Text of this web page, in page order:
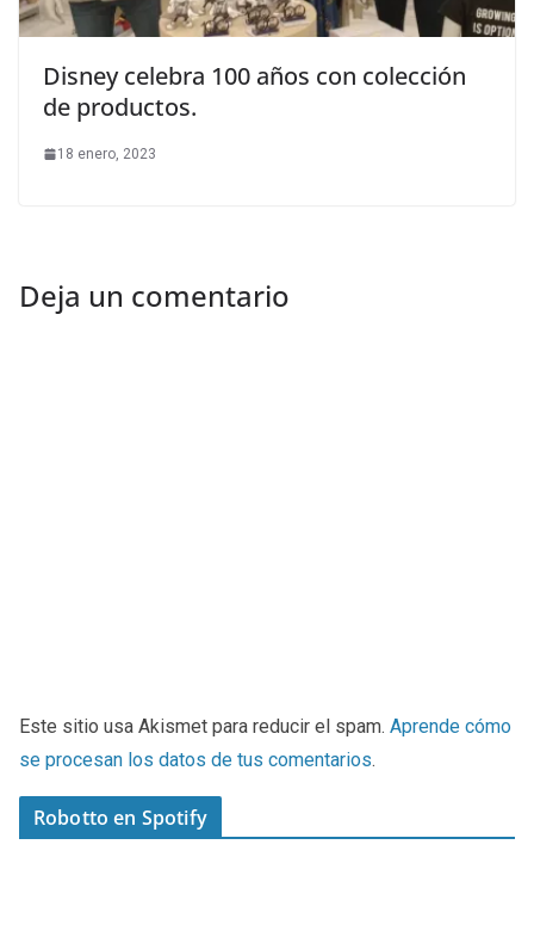
Disney celebra 100 años con colección
de productos.
18 enero, 2023
Deja un comentario
Este sitio usa Akismet para reducir el spam. Aprende cómo
se procesan los datos de tus comentarios.
Robotto en Spotify